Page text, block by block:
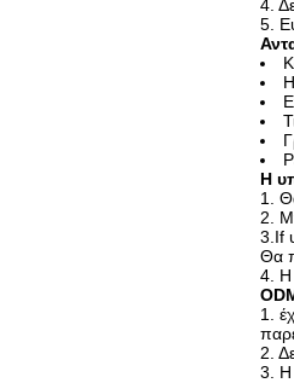
4.
5.
Η
1.
2.
3.If
Θα
4. Η
1.
2.
3. Η